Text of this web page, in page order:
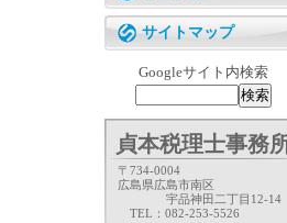
サイトマップ
Googleサイト内検索
貞本税理士事務
〒734-0004
広島県広島市南区
宇品神田二丁目12-14
TEL：082-253-5526